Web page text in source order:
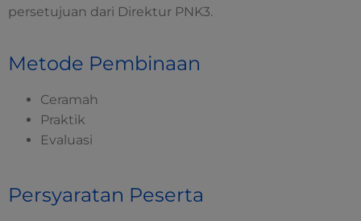
persetujuan dari Direktur PNK3.
Metode Pembinaan
Ceramah
Praktik
Evaluasi
Persyaratan Peserta